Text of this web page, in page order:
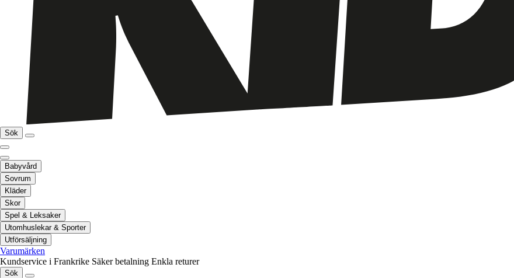
Sök
Babyvård
Sovrum
Kläder
Skor
Spel & Leksaker
Utomhuslekar & Sporter
Utförsäljning
Varumärken
Kundservice i Frankrike Säker betalning Enkla returer
Sök